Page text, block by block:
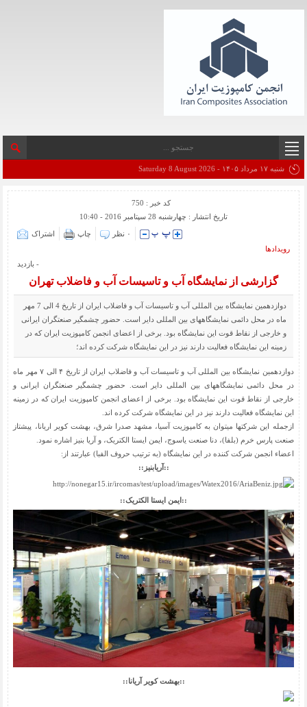
شنبه ۱۷ مرداد ۱۴۰۵ - Saturday 8 August 2026
کد خبر : 750
تاریخ انتشار : چهارشنبه 28 سپتامبر 2016 - 10:40
اشتراک چاپ
۰ نظر
رویدادها
- بازدید
گزارشی از نمایشگاه آب و تاسیسات آب و فاضلاب تهران
دوازدهمین نمایشگاه بین المللی آب و تاسیسات آب و فاضلاب ایران از تاریخ 4 الی 7 مهر
ماه در محل دائمی نمایشگاههای بین المللی دایر است. حضور چشمگیر صنعتگران ایرانی
و خارجی از نقاط قوت این نمایشگاه بود. برخی از اعضای انجمن کامپوزیت ایران که در
زمینه این نمایشگاه فعالیت دارند نیز در این نمایشگاه شرکت کرده اند؛
دوازدهمین نمایشگاه بین المللی آب و تاسیسات آب و فاضلاب ایران از تاریخ ۴ الی ۷ مهر ماه
در محل دائمی نمایشگاههای بین المللی دایر است. حضور چشمگیر صنعتگران ایرانی و
خارجی از نقاط قوت این نمایشگاه بود. برخی از اعضای انجمن کامپوزیت ایران که در زمینه
این نمایشگاه فعالیت دارند نیز در این نمایشگاه شرکت کرده اند.
ازجمله این شرکتها میتوان به کامپوزیت آسیا، مشهد صدرا شرق، بهشت کویر اریانا، پیشتاز
صنعت پارس خرم (بلفا)، دنا صنعت یاسوج، ایمن ایستا الکتریک، و آریا بنیز اشاره نمود.
اعضاء انجمن شرکت کننده در این نمایشگاه (به ترتیب حروف الفبا) عبارتند از:
::آریابنیز::
::ایمن ایستا الکتریک::
::بهشت کویر آریانا::